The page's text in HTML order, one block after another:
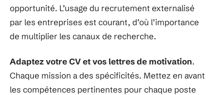
opportunité. L’usage du recrutement externalisé
par les entreprises est courant, d’où l’importance
de multiplier les canaux de recherche.
Adaptez votre CV et vos lettres de motivation.
Chaque mission a des spécificités. Mettez en avant
les compétences pertinentes pour chaque poste